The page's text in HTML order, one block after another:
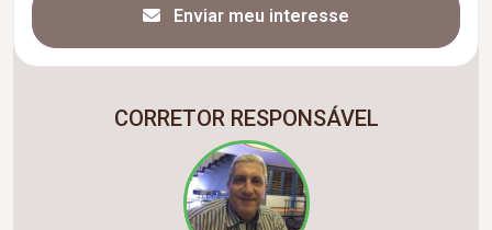
Enviar meu interesse
CORRETOR RESPONSÁVEL